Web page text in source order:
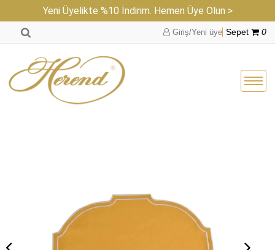
Yeni Üyelikte %10 İndirim. Hemen Üye Olun >
Giriş/Yeni üye Sepet 0